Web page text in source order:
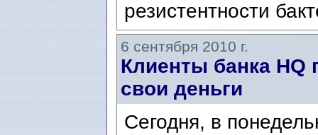
резистентности
6 сентября 2010 г.
Клиенты банка HQ
свои деньги
Cегодня, в